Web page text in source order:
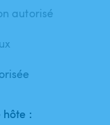
autorisé
hôte :